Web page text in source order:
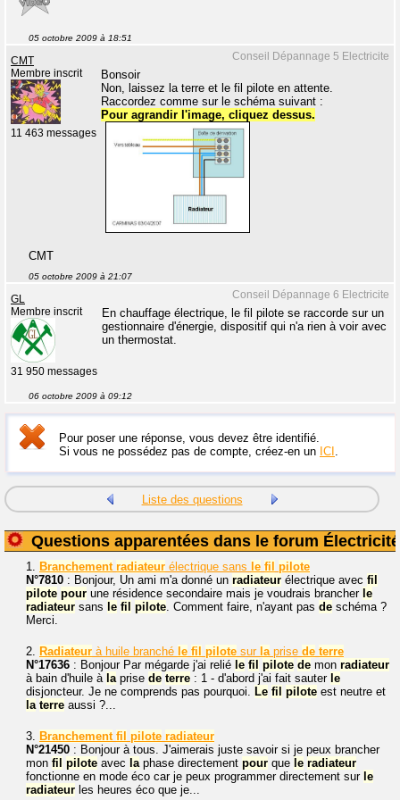
05 octobre 2009 à 18:51
Conseil Dépannage 5 Electricite
CMT
Membre inscrit
11 463 messages
Bonsoir
Non, laissez la terre et le fil pilote en attente.
Raccordez comme sur le schéma suivant :
Pour agrandir l'image, cliquez dessus.
CMT
05 octobre 2009 à 21:07
Conseil Dépannage 6 Electricite
GL
Membre inscrit
31 950 messages
En chauffage électrique, le fil pilote se raccorde sur un
gestionnaire d'énergie, dispositif qui n'a rien à voir avec
un thermostat.
06 octobre 2009 à 09:12
Pour poser une réponse, vous devez être identifié.
Si vous ne possédez pas de compte, créez-en un ICI .
Liste des questions
Questions apparentées dans le forum Électricité
1. Branchement radiateur électrique sans le fil pilote
N°7810 : Bonjour, Un ami m'a donné un radiateur électrique avec fil
pilote pour une résidence secondaire mais je voudrais brancher le
radiateur sans le fil pilote. Comment faire, n'ayant pas de schéma ?
Merci.
2. Radiateur à huile branché le fil pilote sur laprise de terre
N°17636 : Bonjour Par mégarde j'ai relié le fil pilote de mon radiateur
à bain d'huile à laprise de terre : 1 - d'abord j'ai fait sauter le
disjoncteur. Je ne comprends pas pourquoi. Le fil pilote est neutre et
la terre aussi ?...
3. Branchement fil pilote radiateur
N°21450 : Bonjour à tous. J'aimerais juste savoir si je peux brancher
mon fil pilote avec laphase directement pour que le radiateur
fonctionne en mode éco car je peux programmer directement sur le
radiateur les heures éco que je...